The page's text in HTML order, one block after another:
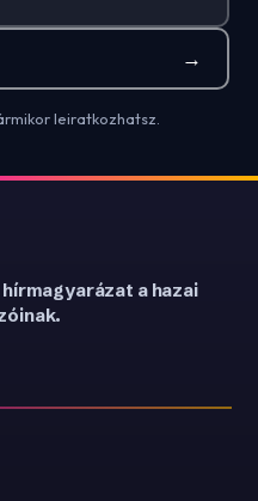
→
leiratkozhatsz.
a hazai